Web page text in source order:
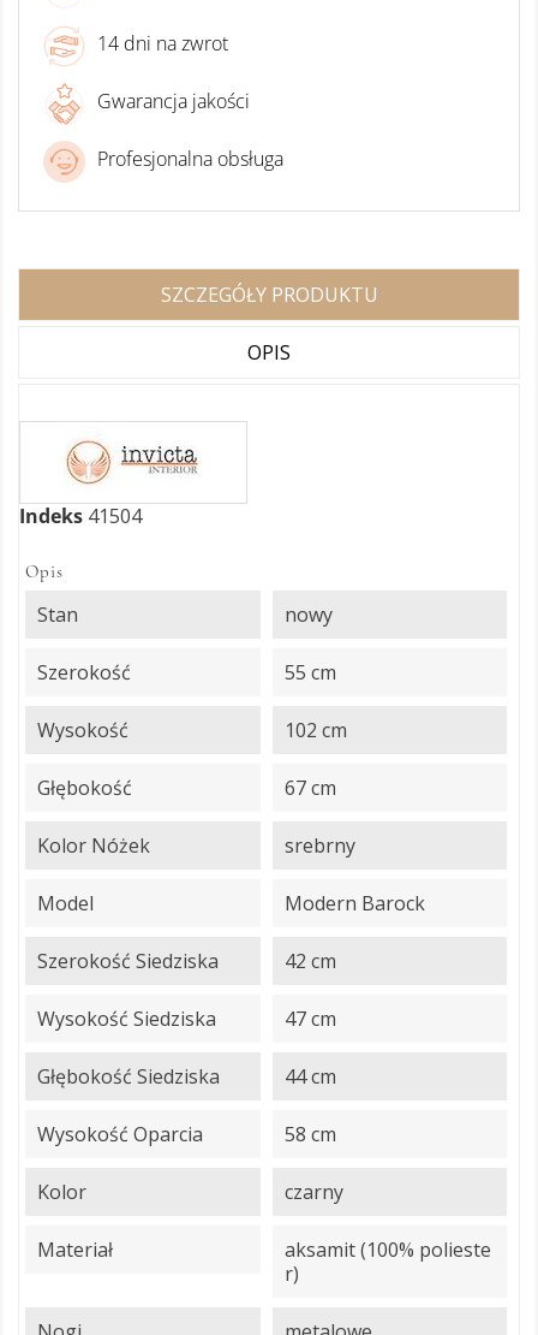
14 dni na zwrot
Gwarancja jakości
Profesjonalna obsługa
SZCZEGÓŁY PRODUKTU
OPIS
Indeks 41504
Opis
Stan nowy
Szerokość 55 cm
Wysokość 102 cm
Głębokość 67 cm
Kolor Nóżek srebrny
Model Modern Barock
Szerokość Siedziska 42 cm
Wysokość Siedziska 47 cm
Głębokość Siedziska 44 cm
Wysokość Oparcia 58 cm
Kolor czarny
Materiał
aksamit (100% polieste
r)